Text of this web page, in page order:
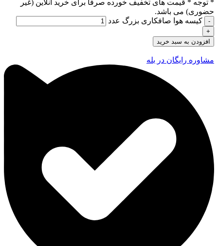
* توجه * قیمت های تخفیف خورده صرفا برای خرید آنلاین (غیر
حضوری) می باشد.
کیسه هوا صافکاری بزرگ عدد
افزودن به سبد خرید
مشاوره رایگان در بله